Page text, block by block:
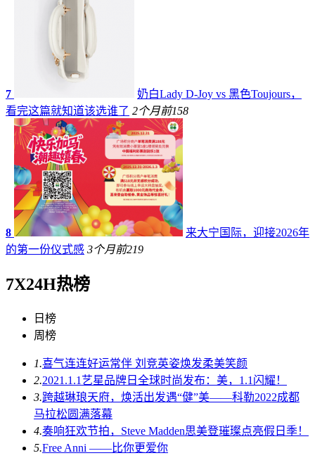
7
奶白Lady D-Joy vs 黑色Toujours，
看完这篇就知道该选谁了 2个月前158
8
来大宁国际，迎接2026年
的第一份仪式感 3个月前219
7X24H热榜
日榜
周榜
1.喜气连连好运常伴 刘竞英姿焕发柔美笑颜
2.2021.1.1艺星品牌日全球时尚发布：美，1.1闪耀！
3.跨越琳琅天府，焕活出发遇“健”美——科勒2022成都
马拉松圆满落幕
4.奏响狂欢节拍，Steve Madden思美登璀璨点亮假日季！
5.Free Anni ——比你更爱你